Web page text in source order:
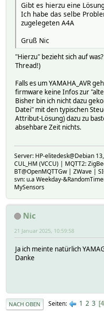
Gibt es hierzu eine
Ich habe das selbe
zugelegeten A4A
Gruß Nic
"Hierzu" bezieht sich auf
Thread!)
Falls es um YAMAHA_AVR
firmware keine Infos zur
Bisher bin ich nicht dazu
Datei" mit den typischen
Attribut-Lösung) dazu zu
absehbare Zeit nichts.
Server: HP-elitedesk@Debian
CUL_HM (VCCU) | MQTT2:
BT@OpenMQTTGw | ZWave |
svn: u.a Weekday-
MySensors
Nic
21 Januar 2025, 10:59:58
Ja ich meinte natürlich
Danke
NACH OBEN Seiten 1 2 3 4